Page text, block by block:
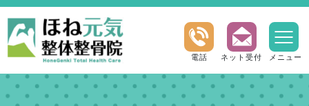
メニュー
ネット受付
電話